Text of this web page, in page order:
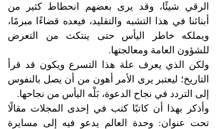
الرقي شيئًا، وقد يرى بعضهم انحطاط كثير من
أبنائنا في هذا التشبه والتقليد، فيعده قضاءًا مبرمًا،
ويملكه خاطر اليأس حتى ينتكث من التعرض
للشؤون العامة ومعالجتها.
ولكن الذي يعرف علة هذا التسرع ويكون قد قرأ
التاريخ؛ ليعتبر يرى الأمر أهون من أن يصل بالنفوس
إلى التردد في نجاح الدعوة، بَلْه اليأس من نجاحها.
وأذكر بهذا أن كاتبًا كتب في إحدى المجلات مقالًا
تحت عنوان: وحدة العالم يدعو فيه إلى مسايرة